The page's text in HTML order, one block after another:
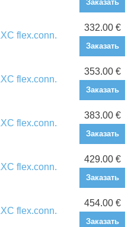
Заказать
flex.conn.
332.00 €
Заказать
flex.conn.
353.00 €
Заказать
flex.conn.
383.00 €
Заказать
flex.conn.
429.00 €
Заказать
flex.conn.
454.00 €
Заказать